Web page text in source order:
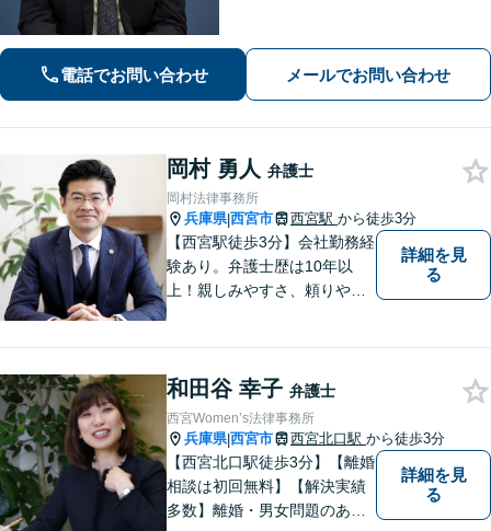
を心がけています。ぜひご相談くださ
い。【休日・夜間面談可】【WEB面談
電話でお問い合わせ メールでお問い合わせ
岡村 勇人 弁護士
岡村法律事務所
兵庫県|西宮市 西宮駅 から徒歩3分
【西宮駅徒歩3分】会社勤務経
験あり。弁護士歴は10年以
上！親しみやすさ、頼りやす
面談無料】
詳細を見
る
和田谷 幸子 弁護士
西宮Women’s法律事務所
兵庫県|西宮市 西宮北口駅 から徒歩3分
【西宮北口駅徒歩3分】【離婚
相談は初回無料】【解決実績
多数】離婚・男女問題のあら
詳細を見
る